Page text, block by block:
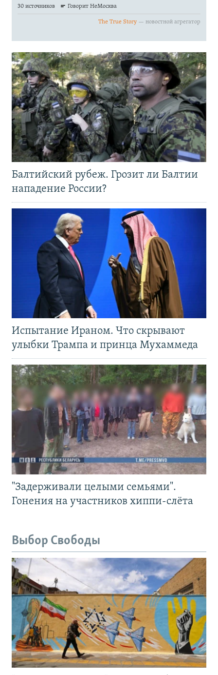
Балтийский рубеж. Грозит ли Балтии
нападение России?
Испытание Ираном. Что скрывают
улыбки Трампа и принца Мухаммеда
"Задерживали целыми семьями".
Гонения на участников хиппи-слёта
Выбор Свободы